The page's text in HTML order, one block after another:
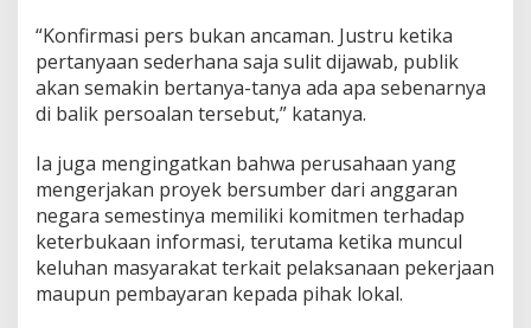
“Konfirmasi pers bukan ancaman. Justru ketika
pertanyaan sederhana saja sulit dijawab, publik
akan semakin bertanya-tanya ada apa sebenarnya
di balik persoalan tersebut,” katanya.
Ia juga mengingatkan bahwa perusahaan yang
mengerjakan proyek bersumber dari anggaran
negara semestinya memiliki komitmen terhadap
keterbukaan informasi, terutama ketika muncul
keluhan masyarakat terkait pelaksanaan pekerjaan
maupun pembayaran kepada pihak lokal.